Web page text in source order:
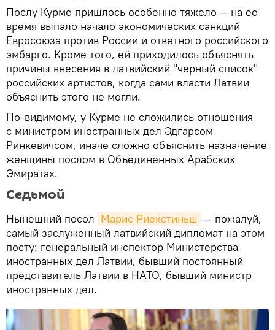
Послу Курме пришлось особенно тяжело — на ее
время выпало начало экономических санкций
Евросоюза против России и ответного российского
эмбарго. Кроме того, ей приходилось объяснять
причины внесения в латвийский "черный список"
российских артистов, когда сами власти Латвии
объяснить этого не могли.
По-видимому, у Курме не сложились отношения
с министром иностранных дел Эдгарсом
Ринкевичсом, иначе сложно объяснить назначение
женщины послом в Объединенных Арабских
Эмиратах.
Седьмой
Нынешний посол Марис Риекстиньш — пожалуй,
самый заслуженный латвийский дипломат на этом
посту: генеральный инспектор Министерства
иностранных дел Латвии, бывший постоянный
представитель Латвии в НАТО, бывший министр
иностранных дел.